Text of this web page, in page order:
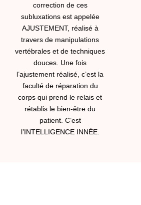
correction de ces
subluxations est appelée
AJUSTEMENT, réalisé à
travers de manipulations
vertébrales et de techniques
douces. Une fois
l’ajustement réalisé, c’est la
faculté de réparation du
corps qui prend le relais et
rétablis le bien-être du
patient. C’est
l’INTELLIGENCE INNÉE.